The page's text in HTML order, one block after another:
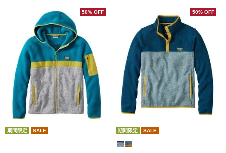
価格の安い順
価格の高い順
レビュー評価順
売れてる順
在庫順
50% OFF
期間限定 SALE
50% OFF
期間限定 SALE